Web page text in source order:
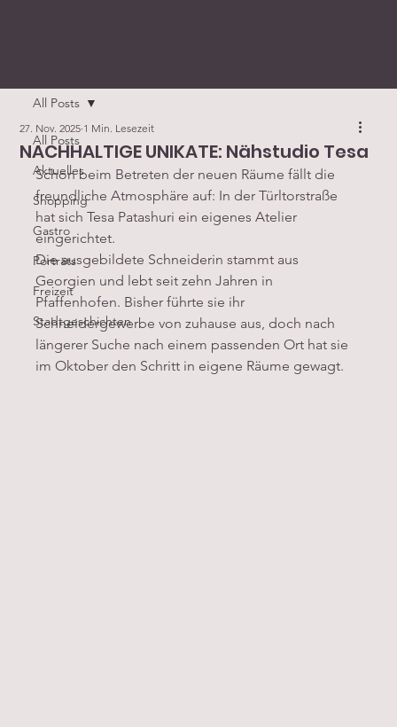
All Posts
Aktuelles
Shopping
Gastro
Porträts
Freizeit
Stadtgeschichten
All Posts
NACHHALTIGE UNIKATE: Nähstudio Tesa
27. Nov. 2025 1 Min. Lesezeit
Schon beim Betreten der neuen Räume fällt die
freundliche Atmosphäre auf: In der Türltorstraße
hat sich Tesa Patashuri ein eigenes Atelier
eingerichtet.
Die ausgebildete Schneiderin stammt aus
Georgien und lebt seit zehn Jahren in
Pfaffenhofen. Bisher führte sie ihr
Schneidergewerbe von zuhause aus, doch nach
längerer Suche nach einem passenden Ort hat sie
im Oktober den Schritt in eigene Räume gewagt.